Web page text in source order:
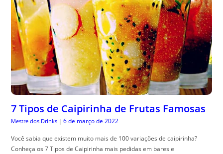
7 Tipos de Caipirinha de Frutas Famosas
Mestre dos Drinks | 6 de março de 2022
Você sabia que existem muito mais de 100 variações de caipirinha?
Conheça os 7 Tipos de Caipirinha mais pedidas em bares e